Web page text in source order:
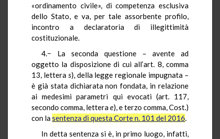
«ordinamento civile», di competenza esclusiva
dello Stato, e va, per tale assorbente profilo,
incontro a declaratoria di illegittimità
costituzionale.
4.− La seconda questione – avente ad
oggetto la disposizione di cui all’art. 8, comma
13, lettera s), della legge regionale impugnata –
è già stata dichiarata non fondata, in relazione
ai medesimi parametri qui evocati (art. 117,
secondo comma, letterae), e terzo comma, Cost.)
con lasentenza di questa Corte n. 101 del 2016.
In detta sentenza si è, in primo luogo, infatti,